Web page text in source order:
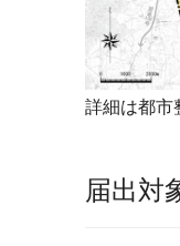
詳細は都市
届出対